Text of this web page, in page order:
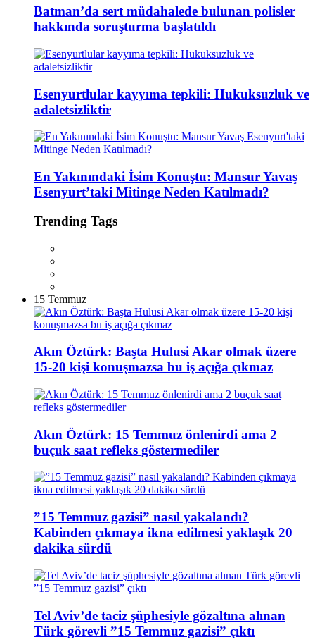
Batman’da sert müdahalede bulunan polisler
hakkında soruşturma başlatıldı
Esenyurtlular kayyıma tepkili: Hukuksuzluk ve
adaletsizliktir
En Yakınındaki İsim Konuştu: Mansur Yavaş
Esenyurt’taki Mitinge Neden Katılmadı?
Trending Tags
15 Temmuz
Akın Öztürk: Başta Hulusi Akar olmak üzere
15-20 kişi konuşmazsa bu iş açığa çıkmaz
Akın Öztürk: 15 Temmuz önlenirdi ama 2
buçuk saat refleks göstermediler
”15 Temmuz gazisi” nasıl yakalandı?
Kabinden çıkmaya ikna edilmesi yaklaşık 20
dakika sürdü
Tel Aviv’de taciz şüphesiyle gözaltına alınan
Türk görevli ”15 Temmuz gazisi” çıktı